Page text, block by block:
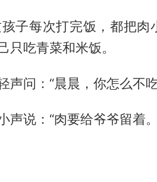
子每次打完饭，都把肉
只吃青菜和米饭。
声问：“晨晨，你怎么不
声说：“肉要给爷爷留着